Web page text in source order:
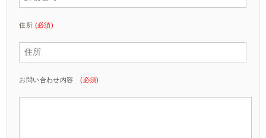
住所 (必須)
お問い合わせ内容(必須)